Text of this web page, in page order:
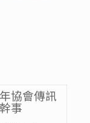
協會傳訊
幹事